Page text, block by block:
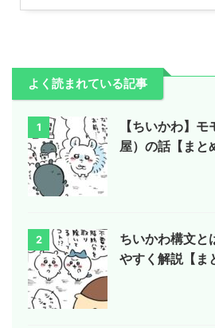
よく読まれている記事
1
【ちいかわ】
屋）の話【まと
2
ちいかわ構文と
やすく解説【ま